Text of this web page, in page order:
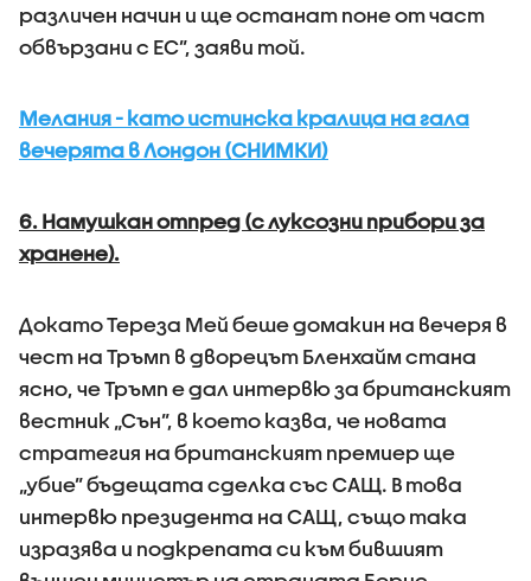
различен начин и ще останат поне от част
обвързани с ЕС”, заяви той.
Мелания - като истинска кралица на гала
вечерята в Лондон (СНИМКИ)
6. Намушкан отпред (с луксозни прибори за
хранене).
Докато Тереза Мей беше домакин на вечеря в
чест на Тръмп в дворецът Бленхайм стана
ясно, че Тръмп е дал интервю за британският
вестник „Сън”, в което казва, че новата
стратегия на британският премиер ще
„убие” бъдещата сделка със САЩ. В това
интервю президента на САЩ, също така
изразява и подкрепата си към бившият